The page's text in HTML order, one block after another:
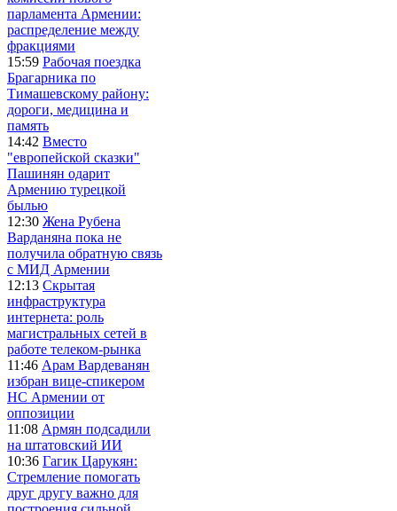
парламента Армении:
распределение между
фракциями
15:59 Рабочая поездка
Брагарника по
Тимашевскому району:
дороги, медицина и
память
14:42 Вместо
"европейской сказки"
Пашинян одарит
Армению турецкой
былью
12:30 Жена Рубена
Варданяна пока не
получила обратную связь
с МИД Армении
12:13 Скрытая
инфраструктура
интернета: роль
магистральных сетей в
работе телеком-рынка
11:46 Арам Вардеванян
избран вице-спикером
НС Армении от
оппозиции
11:08 Армян подсадили
на штатовский ИИ
10:36 Гагик Царукян:
Стремление помогать
друг другу важно для